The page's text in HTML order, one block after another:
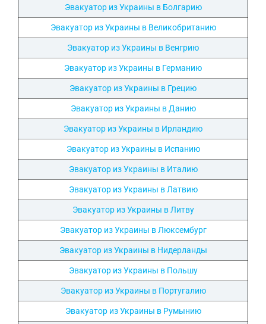
Эвакуатор из Украины в Болгарию
Эвакуатор из Украины в Великобританию
Эвакуатор из Украины в Венгрию
Эвакуатор из Украины в Германию
Эвакуатор из Украины в Грецию
Эвакуатор из Украины в Данию
Эвакуатор из Украины в Ирландию
Эвакуатор из Украины в Испанию
Эвакуатор из Украины в Италию
Эвакуатор из Украины в Латвию
Эвакуатор из Украины в Литву
Эвакуатор из Украины в Люксембург
Эвакуатор из Украины в Нидерланды
Эвакуатор из Украины в Польшу
Эвакуатор из Украины в Португалию
Эвакуатор из Украины в Румынию